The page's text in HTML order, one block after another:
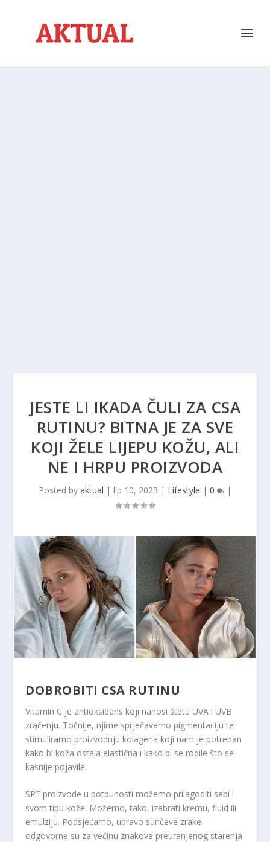
JESTE LI IKADA ČULI ZA CSA
RUTINU? BITNA JE ZA SVE
KOJI ŽELE LIJEPU KOŽU, ALI
NE I HRPU PROIZVODA
Posted by aktual | lip 10, 2023 | Lifestyle | 0 |
DOBROBITI CSA RUTINU
Vitamin C je antioksidans koji nanosi štetu UVA i UVB
zračenju. Točnije, njime sprječavamo pigmentaciju te
stimuliramo proizvodnju kolagena koji nam je potreban
kako bi koža ostala elastična i kako bi se rodile što se
kasnije pojavile.
SPF proizvode u potpunosti možemo prilagoditi sebi i
svom tipu kože. Možemo, tako, izabrati kremu, fluid ili
emulziju. Podsjećamo, upravo sunčeve zrake
odgovorne su za većinu znakova preuranjenog starenja